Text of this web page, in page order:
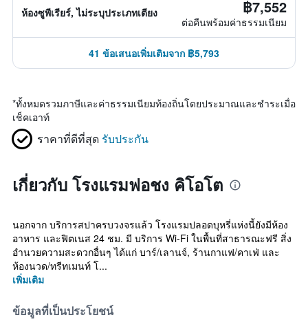
ห้องซูพีเรียร์, ไม่ระบุประเภทเตียง ฿7,552
ต่อคืนพร้อมค่าธรรมเนียม
41 ข้อเสนอเพิ่มเติมจาก ฿5,793
*ทั้งหมดรวมภาษีและค่าธรรมเนียมท้องถิ่นโดยประมาณและชำระเมื่อ
เช็คเอาท์
ราคาที่ดีที่สุด รับประกัน
เกี่ยวกับ โรงแรมฟอชง คิโอโต
นอกจาก บริการสปาครบวงจรแล้ว โรงแรมปลอดบุหรี่แห่งนี้ยังมีห้อง
อาหาร และฟิตเนส 24 ชม. มี บริการ Wi-Fi ในพื้นที่สาธารณะฟรี สิ่ง
อำนวยความสะดวกอื่นๆ ได้แก่ บาร์/เลานจ์, ร้านกาแฟ/คาเฟ่ และ
ห้องนวด/ทรีทเมนท์ โ...
เพิ่มเติม
ข้อมูลที่เป็นประโยชน์